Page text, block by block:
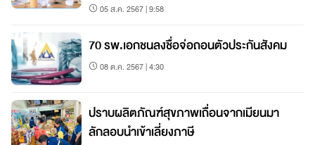
05 ส.ค. 2567 | 9:58
70 รพ.เอกชนลงชื่อจ่อถอนตัวประกันสังคม
08 ต.ค. 2567 | 4:30
ปราบผลิตภัณฑ์สุขภาพเถื่อนจากเมียนมา
ลักลอบนำเข้าเลี่ยงภาษี